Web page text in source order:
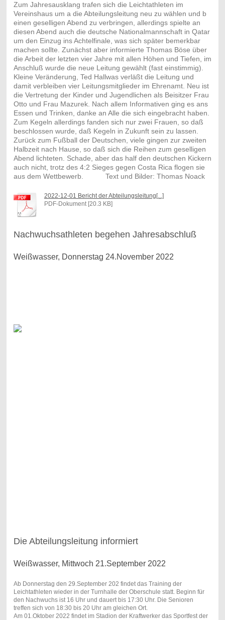
Zum Jahresausklang trafen sich die Leichtathleten im
Vereinshaus um a die Abteilungsleitung neu zu wählen und b
einen geselligen Abend zu verbringen, allerdings spielte an
diesen Abend auch die deutsche Nationalmannschaft in Qatar
um den Einzug ins Achtelfinale, was sich später bemerkbar
machen sollte. Zunächst aber informierte Thomas Böse über
die Arbeit der letzten vier Jahre mit allen Höhen und Tiefen, im
Anschluß wurde die neue Leitung gewählt (fast einstimmig).
Kleine Veränderung, Ted Hallwas verläßt die Leitung und
damit verbleiben vier Leitungsmitglieder im Ehrenamt. Neu ist
die Vertretung der Kinder und Jugendlichen als Beisitzer Frau
Otto und Frau Mazurek. Nach allem Informativen ging es ans
Essen und Trinken, danke an Alle die sich eingebracht haben.
Zum Kegeln allerdings fanden sich nur zwei Frauen, so daß
beschlossen wurde, daß Kegeln in Zukunft sein zu lassen.
Zurück zum Fußball der Deutschen, viele gingen zur zweiten
Halbzeit nach Hause, so daß sich die Reihen zum geselligen
Abend lichteten. Schade, aber das half den deutschen Kickern
auch nicht, trotz des 4:2 Sieges gegen Costa Rica flogen sie
aus dem Wettbewerb. Text und Bilder: Thomas Noack
2022-12-01 Bericht der Abteilungsleitung[...]
PDF-Dokument [20.3 KB]
Nachwuchsathleten begehen Jahresabschluß
Weißwasser, Donnerstag 24.November 2022
Die Abteilungsleitung informiert
Weißwasser, Mittwoch 21.September 2022
Ab Donnerstag den 29.September 202 findet das Training der
Leichtathleten wieder in der Turnhalle der Oberschule statt. Beginn für
den Nachwuchs ist 16 Uhr und dauert bis 17:30 Uhr. Die Senioren
treffen sich von 18:30 bis 20 Uhr am gleichen Ort.
Am 01.Oktober 2022 findet im Stadion der Kraftwerker das Sportfest der